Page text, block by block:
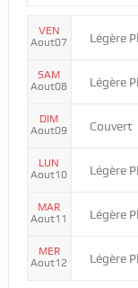
VEN
Aout07
Légère
SAM
Aout08
Légère
DIM
Aout09
Couvert
LUN
Aout10
Légère
MAR
Aout11
Légère
MER
Aout12
Légère